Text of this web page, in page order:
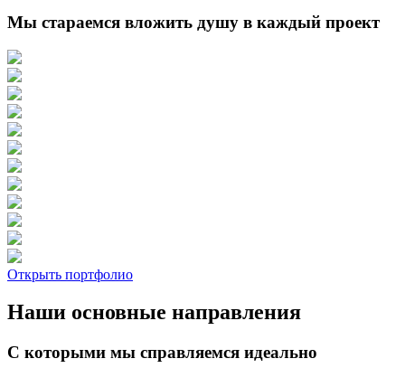
Мы стараемся вложить душу в каждый проект
Открыть портфолио
Наши основные направления
С которыми мы справляемся идеально